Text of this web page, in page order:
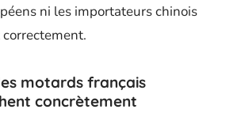
ni les importateurs chinois
motards français
concrètement